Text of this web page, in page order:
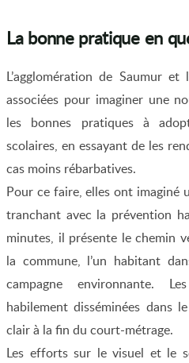
La bonne pratique en
L’agglomération de Saumur
associées pour imaginer une
les bonnes pratiques à
scolaires, en essayant de les
cas moins rébarbatives.
Pour ce faire, elles ont imaginé
tranchant avec la prévention
minutes, il présente le chemin
la commune, l’un habitant
campagne environnante.
habilement disséminées dans
clair à la fin du court-métrage.
Les efforts sur le visuel et le